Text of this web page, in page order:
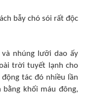
bẫy chó sói rất độc
nhúng lưỡi dao ấy
trời tuyết lạnh cho
tác đó nhiều lần
khối máu đông,